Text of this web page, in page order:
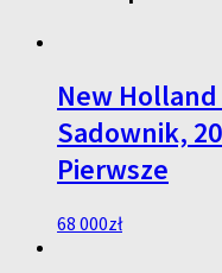
New Holland
Sadownik,
Pierwsze
68 000zł